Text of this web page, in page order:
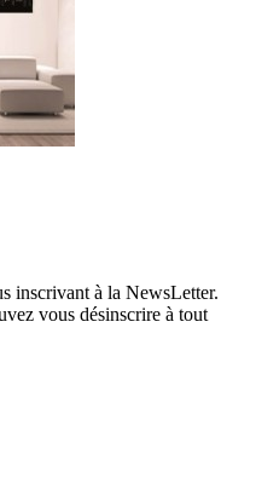
inscrivant à la NewsLetter.
vous désinscrire à tout